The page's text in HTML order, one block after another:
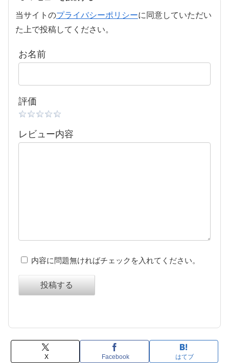
当サイトのプライバシーポリシーに同意していただい
た上で投稿してください。
お名前
評価
レビュー内容
内容に問題無ければチェックを入れてください。
投稿する
X Facebook はてブ